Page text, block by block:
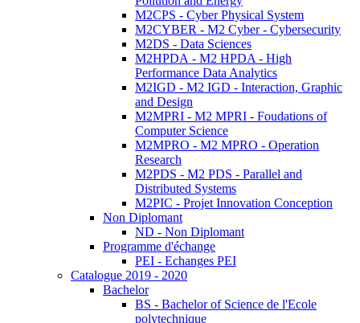
M2CPS - Cyber Physical System
M2CYBER - M2 Cyber - Cybersecurity
M2DS - Data Sciences
M2HPDA - M2 HPDA - High
Performance Data Analytics
M2IGD - M2 IGD - Interaction, Graphic
and Design
M2MPRI - M2 MPRI - Foudations of
Computer Science
M2MPRO - M2 MPRO - Operation
Research
M2PDS - M2 PDS - Parallel and
Distributed Systems
M2PIC - Projet Innovation Conception
Non Diplomant
ND - Non Diplomant
Programme d'échange
PEI - Echanges PEI
Catalogue 2019 - 2020
Bachelor
BS - Bachelor of Science de l'Ecole
polytechnique